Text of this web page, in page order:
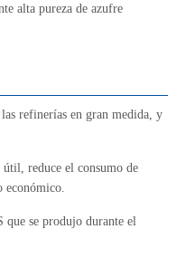
alta pureza de azufre
refinerías en gran medida, y
útil, reduce el consumo de
económico.
que se produjo durante el